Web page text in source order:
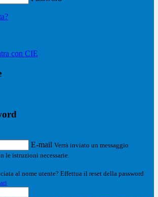
con CIE
E-mail Verrà inviato un messaggio
le istruzioni necessarie.
al nome utente? Effettua il reset della password